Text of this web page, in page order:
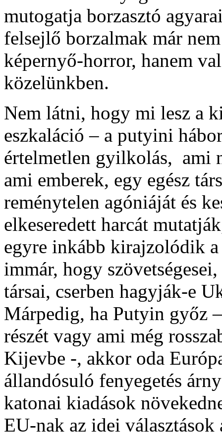
mutogatja borzasztó
felsejlő borzalmak már
képernyő-horror, hanem
közelünkben.
Nem látni, hogy mi lesz a
eszkaláció – a putyini
értelmetlen gyilkolás, ami
ami emberek, egy egész
reménytelen agóniáját és
elkeseredett harcát
egyre inkább kirajzolódik a
immár, hogy
társai, cserben hagyják-e
Márpedig, ha Putyin győz
részét vagy ami még
Kijevbe -, akkor oda
állandósuló fenyegetés
katonai kiadások
EU-nak az idei